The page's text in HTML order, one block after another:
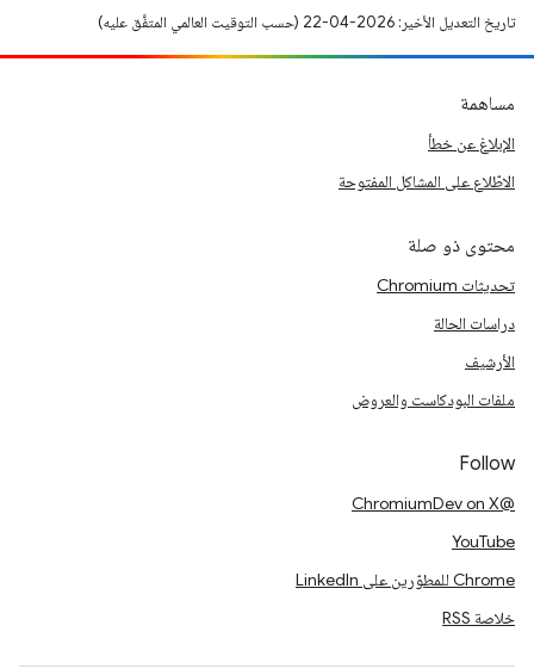
تاريخ التعديل الأخير: 2026-04-22 (حسب التوقيت العالمي المتفَّق عليه)
مساهمة
الإبلاغ عن خطأ
الاطّلاع على المشاكل المفتوحة
محتوى ذو صلة
تحديثات Chromium
دراسات الحالة
الأرشيف
ملفات البودكاست والعروض
Follow
@ChromiumDev on X
YouTube
Chrome للمطوّرين على LinkedIn
خلاصة RSS